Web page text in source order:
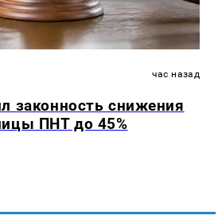
час назад
законность снижения
ПНТ до 45%